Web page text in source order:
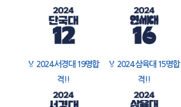
🏅 2024 서경대 19명합
격!!
🏅 2024 삼육대 15명합
격!!